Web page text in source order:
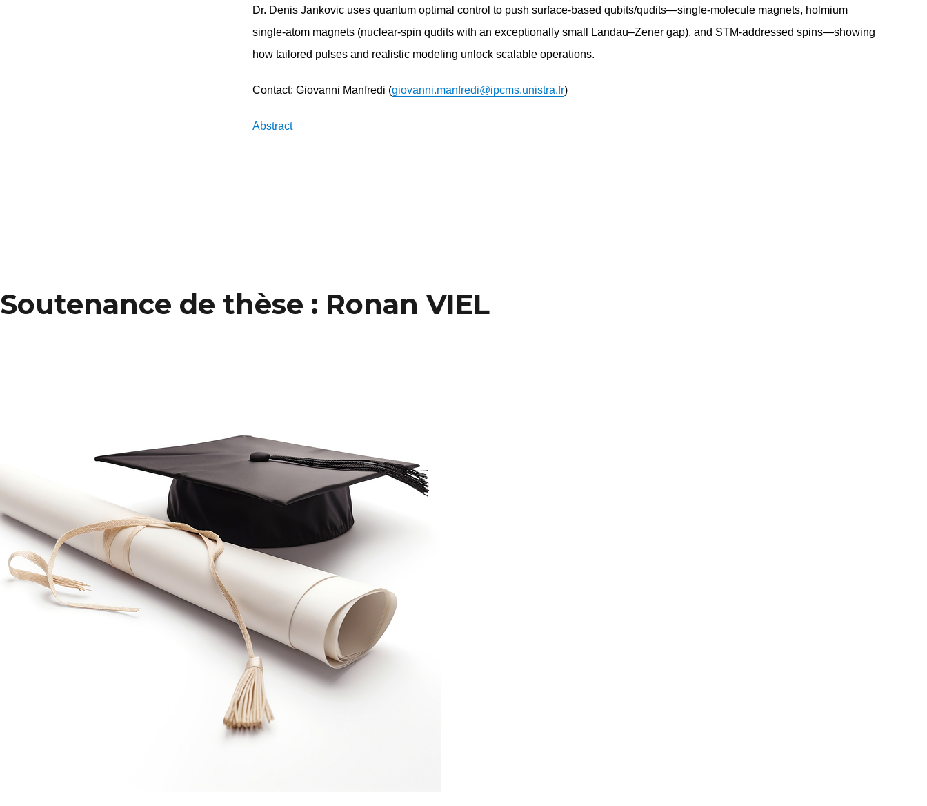
Dr. Denis Jankovic uses quantum optimal control to push surface-based qubits/qudits—single-molecule magnets, holmium
single-atom magnets (nuclear-spin qudits with an exceptionally small Landau–Zener gap), and STM-addressed spins—showing
how tailored pulses and realistic modeling unlock scalable operations.
Contact: Giovanni Manfredi (giovanni.manfredi@ipcms.unistra.fr)
Abstract
Soutenance de thèse : Ronan VIEL